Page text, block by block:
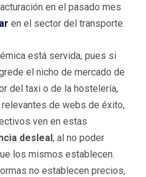
en el pasado mes
en el sector del transporte.
está servida, pues si
el nicho de mercado de
del taxi o de la hostelería,
de webs de éxito,
ven en estas
desleal, al no poder
los mismos establecen.
no establecen precios,